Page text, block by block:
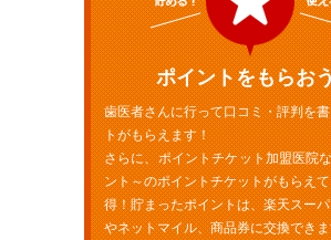
ポイントをもらお
歯医者さんに行って口コミ・評判を
トがもらえます！
さらに、ポイントチケット加盟医院
ント～のポイントチケットがもらえ
得！貯まったポイントは、楽天スー
やネットマイル、商品券に交換でき